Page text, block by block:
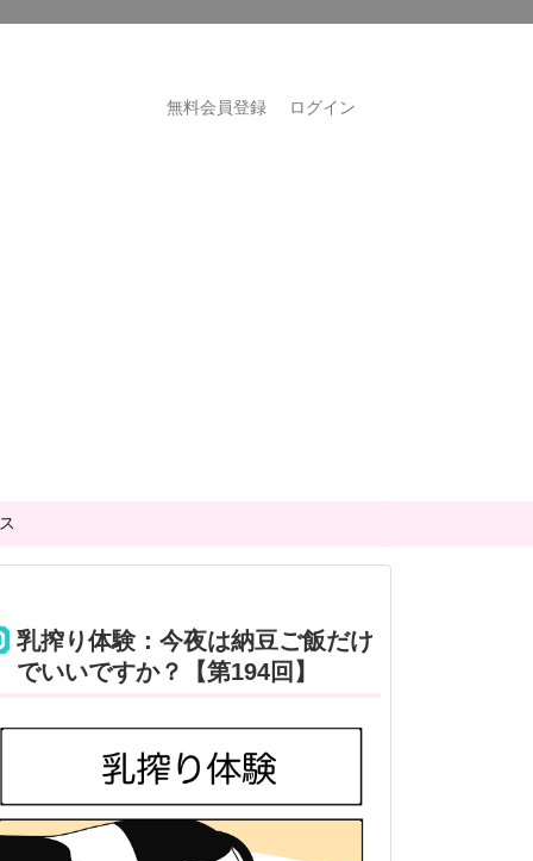
無料会員登録 ログイン
乳搾り体験：今夜は納豆ご飯だけ
でいいですか？【第194回】